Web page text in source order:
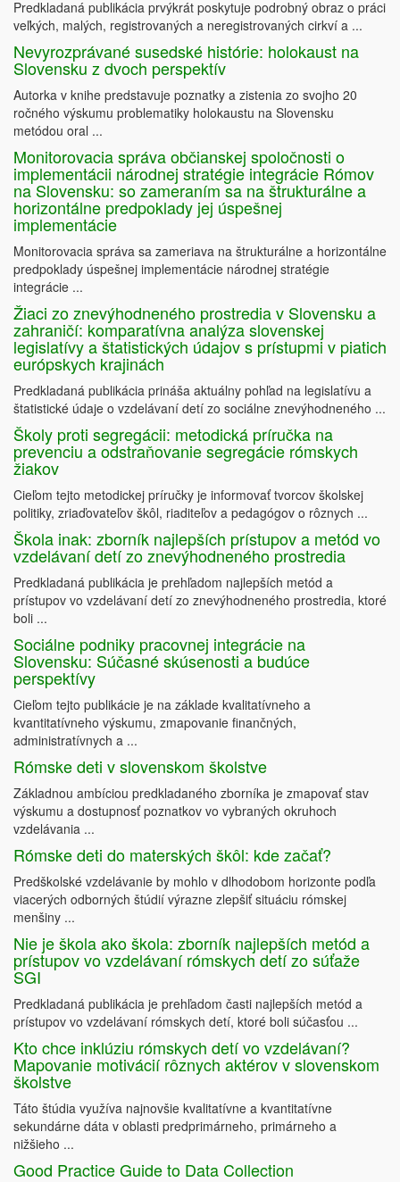
Predkladaná publikácia prvýkrát poskytuje podrobný obraz o práci
veľkých, malých, registrovaných a neregistrovaných cirkví a ...
Nevyrozprávané susedské histórie: holokaust na
Slovensku z dvoch perspektív
Autorka v knihe predstavuje poznatky a zistenia zo svojho 20
ročného výskumu problematiky holokaustu na Slovensku
metódou oral ...
Monitorovacia správa občianskej spoločnosti o
implementácii národnej stratégie integrácie Rómov
na Slovensku: so zameraním sa na štrukturálne a
horizontálne predpoklady jej úspešnej
implementácie
Monitorovacia správa sa zameriava na štrukturálne a horizontálne
predpoklady úspešnej implementácie národnej stratégie
integrácie ...
Žiaci zo znevýhodneného prostredia v Slovensku a
zahraničí: komparatívna analýza slovenskej
legislatívy a štatistických údajov s prístupmi v piatich
európskych krajinách
Predkladaná publikácia prináša aktuálny pohľad na legislatívu a
štatistické údaje o vzdelávaní detí zo sociálne znevýhodneného ...
Školy proti segregácii: metodická príručka na
prevenciu a odstraňovanie segregácie rómskych
žiakov
Cieľom tejto metodickej príručky je informovať tvorcov školskej
politiky, zriaďovateľov škôl, riaditeľov a pedagógov o rôznych ...
Škola inak: zborník najlepších prístupov a metód vo
vzdelávaní detí zo znevýhodneného prostredia
Predkladaná publikácia je prehľadom najlepších metód a
prístupov vo vzdelávaní detí zo znevýhodneného prostredia, ktoré
boli ...
Sociálne podniky pracovnej integrácie na
Slovensku: Súčasné skúsenosti a budúce
perspektívy
Cieľom tejto publikácie je na základe kvalitatívneho a
kvantitatívneho výskumu, zmapovanie finančných,
administratívnych a ...
Rómske deti v slovenskom školstve
Základnou ambíciou predkladaného zborníka je zmapovať stav
výskumu a dostupnosť poznatkov vo vybraných okruhoch
vzdelávania ...
Rómske deti do materských škôl: kde začať?
Predškolské vzdelávanie by mohlo v dlhodobom horizonte podľa
viacerých odborných štúdií výrazne zlepšiť situáciu rómskej
menšiny ...
Nie je škola ako škola: zborník najlepších metód a
prístupov vo vzdelávaní rómskych detí zo súťaže
SGI
Predkladaná publikácia je prehľadom časti najlepších metód a
prístupov vo vzdelávaní rómskych detí, ktoré boli súčasťou ...
Kto chce inklúziu rómskych detí vo vzdelávaní?
Mapovanie motivácií rôznych aktérov v slovenskom
školstve
Táto štúdia využíva najnovšie kvalitatívne a kvantitatívne
sekundárne dáta v oblasti predprimárneho, primárneho a
nižšieho ...
Good Practice Guide to Data Collection